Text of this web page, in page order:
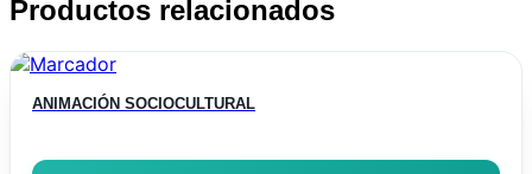
Productos relacionados
ANIMACIÓN SOCIOCULTURAL